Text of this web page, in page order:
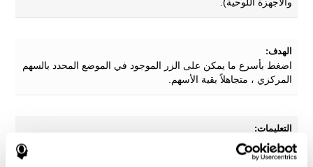
الهدف:
اضغط بأسرع ما يمكن على الزر الموجود في الموضع المحدد بالسهم
المركزي ، متجاهلاً بقية الأسهم.
التعليمات:
في كل تجربة ، سيتم عرض سهم في وسط الشاشة يشير إلى
اليسار أو اليمين. حوله ، قد تشير الأسهم الأخرى إلى نفس المكان